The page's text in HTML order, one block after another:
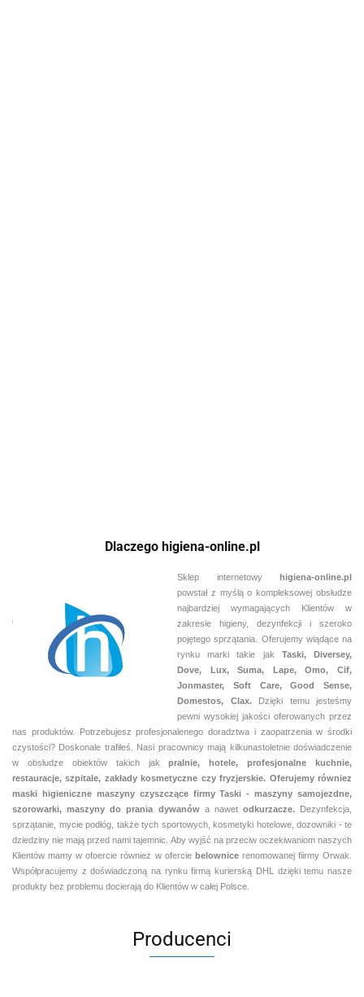
Dlaczego higiena-online.pl
Sklep internetowy
higiena-online.pl
powstał z myślą o kompleksowej obsłudze
najbardziej wymagających Klientów w
zakresie higieny, dezynfekcji i szeroko
pojętego sprzątania. Oferujemy wiądące na
rynku marki takie jak Taski, Diversey,
Dove, Lux, Suma, Lape, Omo, Cif,
Jonmaster, Soft Care, Good Sense,
Domestos, Clax.
Dzięki temu jesteśmy
pewni wysokiej jakości oferowanych przez
nas produktów. Potrzebujesz profesjonalenego doradztwa i zaopatrzenia w środki
czystości? Doskonale trafiłeś. Nasi pracownicy mają kilkunastoletnie doświadczenie
w obsłudze obiektów takich jakpralnie,
hotele, profesjonalne kuchnie,
restauracje, szpitale, zakłady kosmetyczne czy fryzjerskie. Oferujemy równiez
maski higieniczne maszyny czyszczące firmy Taski - maszyny samojezdne,
szorowarki, maszyny do prania dywanów a nawet odkurzacze.
Dezynfekcja,
sprzątanie, mycie podłóg, także tych sportowych, kosmetyki hotelowe, dozowniki - te
dziedziny nie mają przed nami tajemnic. Aby wyjść na przeciw oczekiwaniom naszych
Klientów mamy w ofoercie również w ofercie belownicerenomowanej fiirmy Orwak.
Współpracujemy z doświadczoną na rynku firmą kurierską DHL dzięki temu nasze
produkty bez problemu docierają do Klientów w całej Polsce.
Producenci